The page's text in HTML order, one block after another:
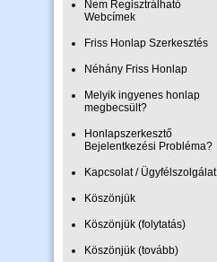
Nem Regisztrálható
Webcímek
Friss Honlap Szerkesztés
Néhány Friss Honlap
Melyik ingyenes honlap
megbecsült?
Honlapszerkesztő
Bejelentkezési Probléma?
Kapcsolat / Ügyfélszolgálat
Köszönjük
Köszönjük (folytatás)
Köszönjük (tovább)